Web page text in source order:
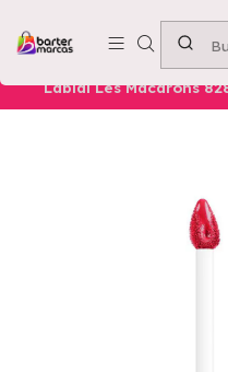
Emprende con
Nuestros
Labial Les Macarons